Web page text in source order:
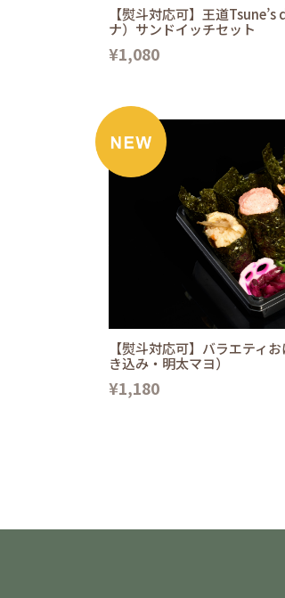
【熨斗対応可】王道
ナ）サンドイッチセット
¥1,080
【熨斗対応可】バラエティ
き込み・明太マヨ）
¥1,180